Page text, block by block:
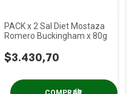
PACK x 2 Sal Diet Mostaza
Romero Buckingham x 80g
$3.430,70